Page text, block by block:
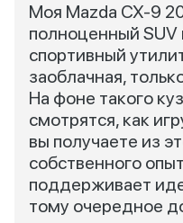
Моя Mazda CX-9
полноценный SUV
спортивный
заоблачная,
На фоне такого
смотрятся, как
вы получаете из
собственного
поддерживает
тому очередное